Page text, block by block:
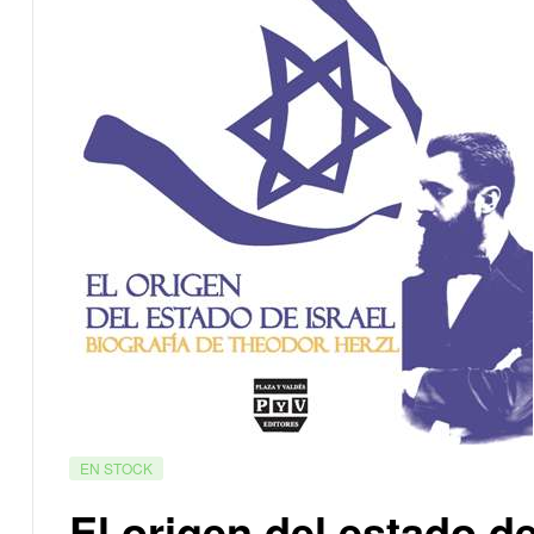
EN STOCK